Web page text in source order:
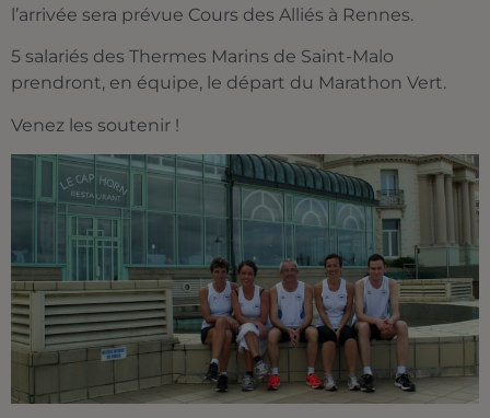
l’arrivée sera prévue Cours des Alliés à Rennes.
5 salariés des Thermes Marins de Saint-Malo
prendront, en équipe, le départ du Marathon Vert.
Venez les soutenir !